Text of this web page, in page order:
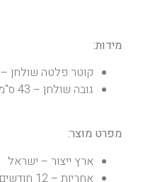
מידות:
קוטר פלטה שולחן – 80 ס"מ
גובה שולחן – 43 ס"מ
מפרט מוצר:
ארץ ייצור – ישראל
אחריות – 12 חודשים